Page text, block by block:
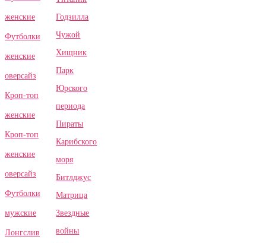
женские
Футболки
женские
оверсайз
Кроп-топ
женские
Кроп-топ
женские
оверсайз
Футболки
мужские
Лонгслив
Годзилла
Чужой
Хищник
Парк
Юрского
периода
Пираты
Карибского
моря
Битлджус
Матрица
Звездные
войны